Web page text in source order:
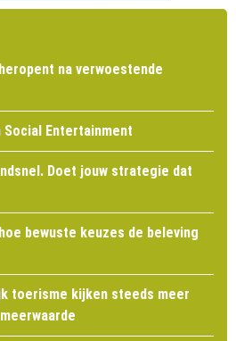
na verwoestende
Entertainment
Doet jouw strategie dat
bewuste keuzes de beleving
toerisme kijken steeds meer